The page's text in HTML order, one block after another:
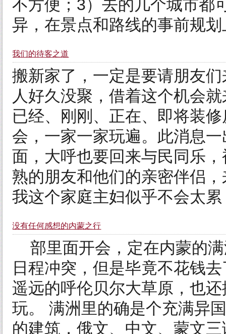
不方便；3）去的几个城市都
异，在景点和路线的事前规
我们的待客之道
搬新家了，一定是要请朋友
人好久没聚，借着这个机会
已经、刚刚、正在、即将装
会，一家一家玩遍。此消息
面，大呼也要回来与民同乐
熟的朋友和他们的亲密伴侣
我这个家庭主妇似乎不会太
没有任何感想的内蒙之行
部里面开会，定在内蒙的
日程冲突，但是毕竟不花钱
遥远的呼伦贝尔大草原，也
玩。 满洲里的确是个充满异
的建筑，俄文、中文、蒙文